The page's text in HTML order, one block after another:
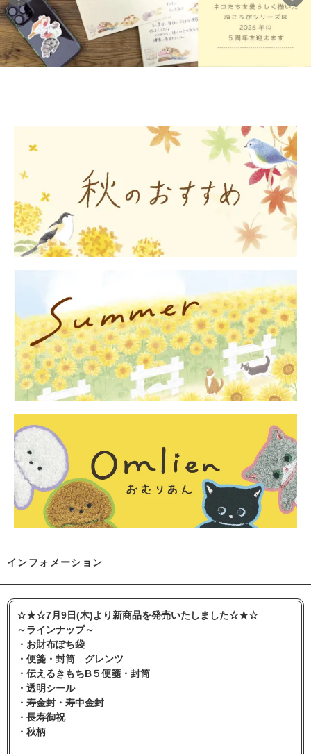
インフォメーション
☆★☆7月9日(木)より新商品を発売いたしました☆★☆
～ラインナップ～
・お財布ぽち袋
・便箋・封筒 グレンツ
・伝えるきもちB５便箋・封筒
・透明シール
・寿金封・寿中金封
・長寿御祝
・秋柄